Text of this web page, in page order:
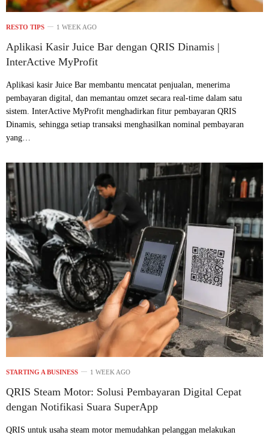
RESTO TIPS 1 WEEK AGO
Aplikasi Kasir Juice Bar dengan QRIS Dinamis |
InterActive MyProfit
Aplikasi kasir Juice Bar membantu mencatat penjualan, menerima
pembayaran digital, dan memantau omzet secara real-time dalam satu
sistem. InterActive MyProfit menghadirkan fitur pembayaran QRIS
Dinamis, sehingga setiap transaksi menghasilkan nominal pembayaran
yang…
STARTING A BUSINESS 1 WEEK AGO
QRIS Steam Motor: Solusi Pembayaran Digital Cepat
dengan Notifikasi Suara SuperApp
QRIS untuk usaha steam motor memudahkan pelanggan melakukan